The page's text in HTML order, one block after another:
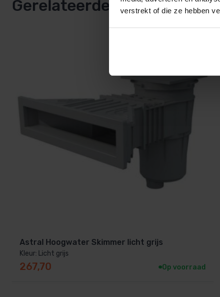
verstrekt of die ze hebben
Ruimte voor de plaatsing an een vlotter voor de
Gerelateerde producten
Astral Hoogwater Skimmer licht grijs
Kleur: Licht grijs
267,70 Op voorraad